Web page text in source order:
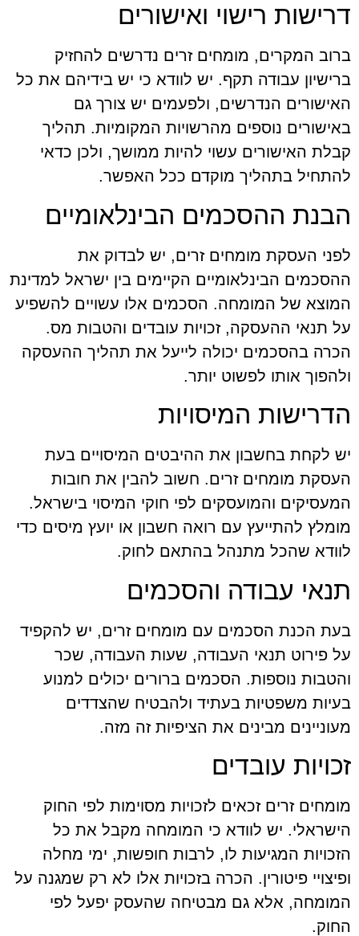
דרישות רישוי ואישורים
ברוב המקרים, מומחים זרים נדרשים להחזיק
ברישיון עבודה תקף. יש לוודא כי יש בידיהם את כל
האישורים הנדרשים, ולפעמים יש צורך גם
באישורים נוספים מהרשויות המקומיות. תהליך
קבלת האישורים עשוי להיות ממושך, ולכן כדאי
להתחיל בתהליך מוקדם ככל האפשר.
הבנת ההסכמים הבינלאומיים
לפני העסקת מומחים זרים, יש לבדוק את
ההסכמים הבינלאומיים הקיימים בין ישראל למדינת
המוצא של המומחה. הסכמים אלו עשויים להשפיע
על תנאי ההעסקה, זכויות עובדים והטבות מס.
הכרה בהסכמים יכולה לייעל את תהליך ההעסקה
ולהפוך אותו לפשוט יותר.
הדרישות המיסויות
יש לקחת בחשבון את ההיבטים המיסויים בעת
העסקת מומחים זרים. חשוב להבין את חובות
המעסיקים והמועסקים לפי חוקי המיסוי בישראל.
מומלץ להתייעץ עם רואה חשבון או יועץ מיסים כדי
לוודא שהכל מתנהל בהתאם לחוק.
תנאי עבודה והסכמים
בעת הכנת הסכמים עם מומחים זרים, יש להקפיד
על פירוט תנאי העבודה, שעות העבודה, שכר
והטבות נוספות. הסכמים ברורים יכולים למנוע
בעיות משפטיות בעתיד ולהבטיח שהצדדים
מעוניינים מבינים את הציפיות זה מזה.
זכויות עובדים
מומחים זרים זכאים לזכויות מסוימות לפי החוק
הישראלי. יש לוודא כי המומחה מקבל את כל
הזכויות המגיעות לו, לרבות חופשות, ימי מחלה
ופיצויי פיטורין. הכרה בזכויות אלו לא רק שמגנה על
המומחה, אלא גם מבטיחה שהעסק יפעל לפי
החוק.